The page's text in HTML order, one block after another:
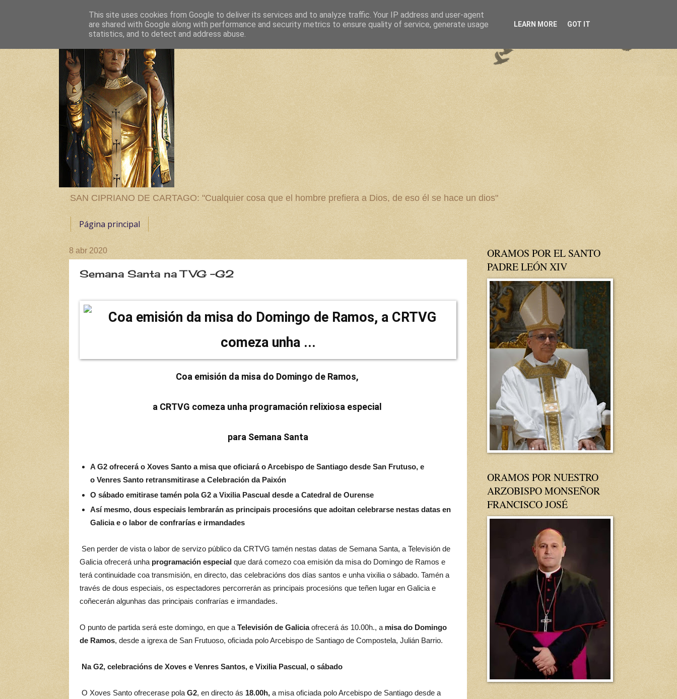
SAN CIPRIANO DE CARTAGO: "Cualquier cosa que el hombre prefiera a Dios, de eso él se hace un dios"
Página principal
8 abr 2020
Semana Santa na TVG -G2
Coa emisión da misa do Domingo de Ramos,
a CRTVG comeza unha programación relixiosa especial
para Semana Santa
A G2 ofrecerá o Xoves Santo a misa que oficiará o Arcebispo de Santiago desde San Frutuso, e
o Venres Santo retransmitirase a Celebración da Paixón
O sábado emitirase tamén pola G2 a Vixilia Pascual desde a Catedral de Ourense
Así mesmo, dous especiais lembrarán as principais procesións que adoitan celebrarse nestas datas en
Galicia e o labor de confrarías e irmandades
Sen perder de vista o labor de servizo público da CRTVG tamén nestas datas de Semana Santa, a Televisión de
Galicia ofrecerá unha programación especial que dará comezo coa emisión da misa do Domingo de Ramos e
terá continuidade coa transmisión, en directo, das celebracións dos días santos e unha vixilia o sábado. Tamén a
través de dous especiais, os espectadores percorrerán as principais procesións que teñen lugar en Galicia e
coñecerán algunhas das principais confrarías e irmandades.
O punto de partida será este domingo, en que a Televisión de Galiciaofrecerá ás 10.00h., a misa do Domingo
de Ramos, desde a igrexa de San Frutuoso, oficiada polo Arcebispo de Santiago de Compostela, Julián Barrio.
Na G2, celebracións de Xoves e Venres Santos, e Vixilia Pascual, o sábado
O Xoves Santo ofrecerase pola G2, en directo ás 18.00h, a misa oficiada polo Arcebispo de Santiago desde a
ORAMOS POR EL SANTO
PADRE LEÓN XIV
ORAMOS POR NUESTRO
ARZOBISPO MONSEÑOR
FRANCISCO JOSÉ
This site uses cookies from Google to deliver its services and to analyze traffic. Your IP address and user-agent
are shared with Google along with performance and security metrics to ensure quality of service, generate usage
statistics, and to detect and address abuse.
LEARN MORE GOT IT